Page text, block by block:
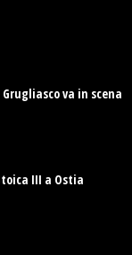
va in scena
III a Ostia